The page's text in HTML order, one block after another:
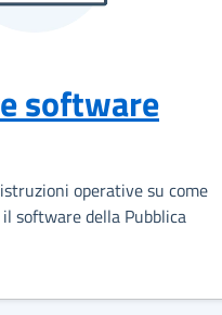
software
operative su come
software della Pubblica